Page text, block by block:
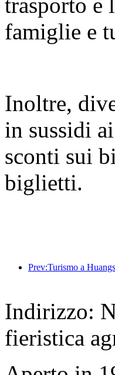
famiglie e
Inoltre,
in sussidi
sconti sui
biglietti.
Indirizzo:
fieristica